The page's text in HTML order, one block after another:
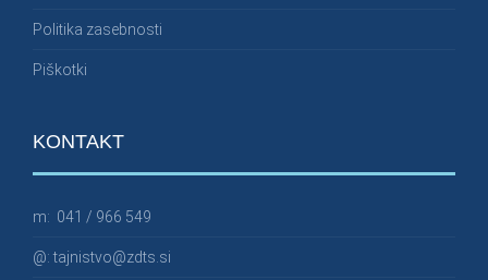
Politika zasebnosti
Piškotki
KONTAKT
m: 041 / 966 549
@:tajnistvo@zdts.si